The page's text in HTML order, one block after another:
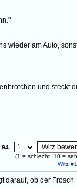
wieder am Auto,
und steckt
94 -
(1 = schlecht, 10 =
Witz
darauf, ob der Frosch